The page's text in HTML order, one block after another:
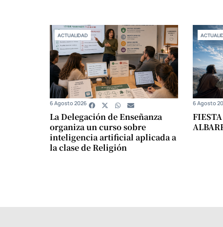
ACTUALIDAD
La Delegación de Enseñanza
organiza un curso sobre
inteligencia artificial aplicada a
la clase de Religión
6 Agosto 2026 6 Agosto